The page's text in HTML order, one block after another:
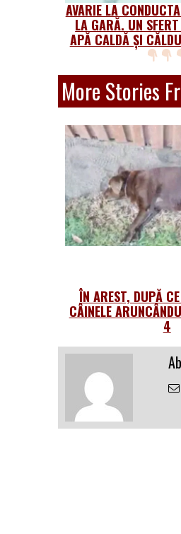
AVARIE LA
LA GARĂ. UN
APĂ CALDĂ ȘI
More Stories
ÎN AREST, DUPĂ
CÂINELE
4